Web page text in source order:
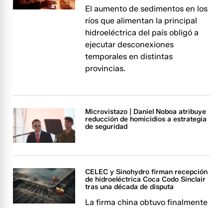
El aumento de sedimentos en los
ríos que alimentan la principal
hidroeléctrica del país obligó a
ejecutar desconexiones
temporales en distintas
provincias.
Microvistazo | Daniel Noboa atribuye
reducción de homicidios a estrategia
de seguridad
CELEC y Sinohydro firman recepción
de hidroeléctrica Coca Codo Sinclair
tras una década de disputa
La firma china obtuvo finalmente